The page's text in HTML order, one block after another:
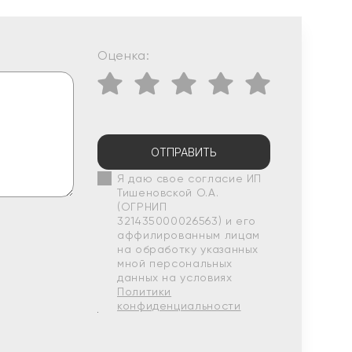
Оценка:
ОТПРАВИТЬ
Я даю свое согласие ИП
Тишеновской О.А.
(ОГРНИП
321435000026563) и его
аффилированным лицам
на обработку указанных
мной персональных
данных на условиях
Политики
конфиденциальности